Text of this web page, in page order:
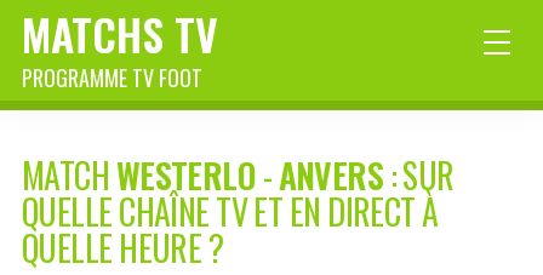
MATCHS TV
PROGRAMME TV FOOT
MATCHWESTERLO-ANVERS: SUR
QUELLE CHAÎNE TV ET EN DIRECT À
QUELLE HEURE ?